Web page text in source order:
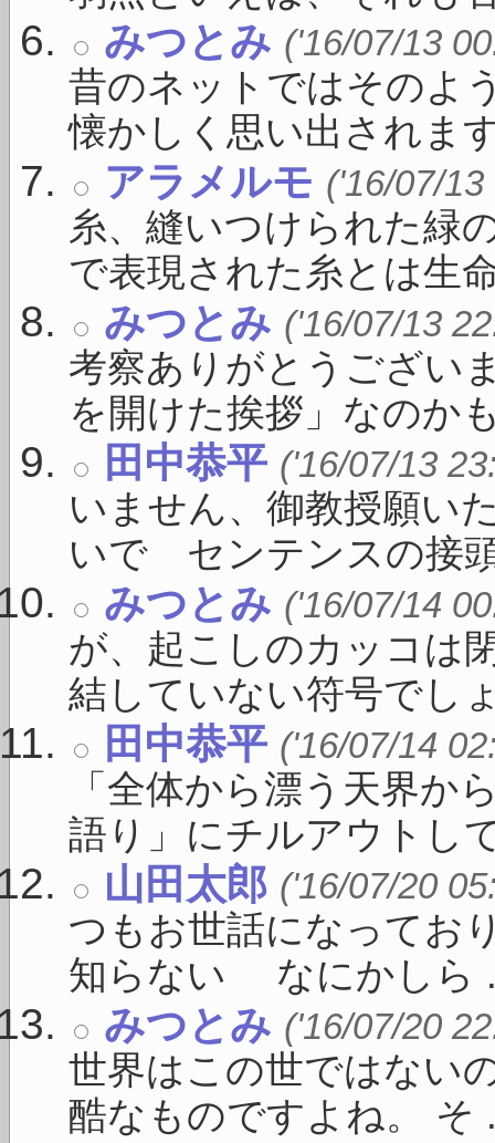
みつとみ ('16/07/13
昔のネットではそのよ
懐かしく思い出されま
アラメルモ ('16/07/
糸、縫いつけられた緑
で表現された糸とは生
みつとみ ('16/07/13
考察ありがとうござい
を開けた挨拶」なのか
田中恭平 ('16/07/13
いません、御教授願い
いで センテンスの接
みつとみ ('16/07/14
が、起こしのカッコは
結していない符号でし
田中恭平 ('16/07/14
「全体から漂う天界か
語り」にチルアウトし
山田太郎 ('16/07/20
つもお世話になって
知らない なにかしら
みつとみ ('16/07/20
世界はこの世ではない
酷なものですよね。 そ